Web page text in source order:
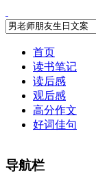
首页
读书笔记
读后感
观后感
高分作文
好词佳句
导航栏